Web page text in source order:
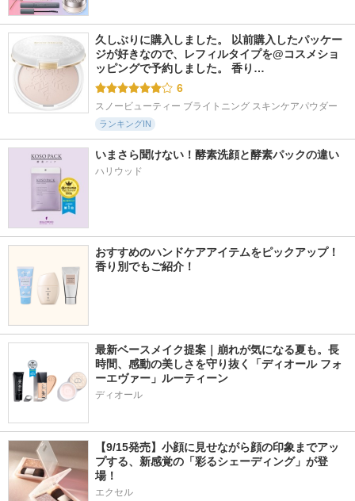
久しぶりに購入しました。 以前購入したパッケー
ジが好きなので、レフィルタイプを@コスメショ
ッピングで予約しました。 香り…
6
スノービューティー ブライトニング スキンケアパウダー
ランキングIN
いまさら聞けない！酵素洗顔と酵素パックの違い
ハリウッド
おすすめのハンドケアアイテムをピックアップ！
香り別でもご紹介！
最新ベースメイク提案｜崩れが気になる夏も。長
時間、感動の美しさを守り抜く「ディオール フォ
ーエヴァー」ルーティーン
ディオール
【9/15発売】小顔に見せながら顔の印象までアッ
プする、新感覚の「彩るシェーディング」が登
場！
エクセル